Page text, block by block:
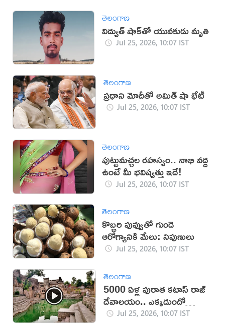
తెలంగాణ
విద్యుత్ షాక్‌తో యువకుడు మృతి
Jul 25, 2026, 10:07 IST
తెలంగాణ
ప్రధాని మోదీతో అమిత్ షా భేటీ
Jul 25, 2026, 10:07 IST
తెలంగాణ
పుట్టుమచ్చల రహస్యం.. నాభి వద్ద
ఉంటే మీ భవిష్యత్తు ఇదే!
Jul 25, 2026, 10:07 IST
తెలంగాణ
కొబ్బరి పువ్వుతో గుండె
ఆరోగ్యానికి మేలు: నిపుణులు
Jul 25, 2026, 10:07 IST
తెలంగాణ
5000 ఏళ్ల పురాత కటాస్ రాజ్
దేవాలయం.. ఎక్కడుందో
తెలుసా?
Jul 25, 2026, 10:07 IST